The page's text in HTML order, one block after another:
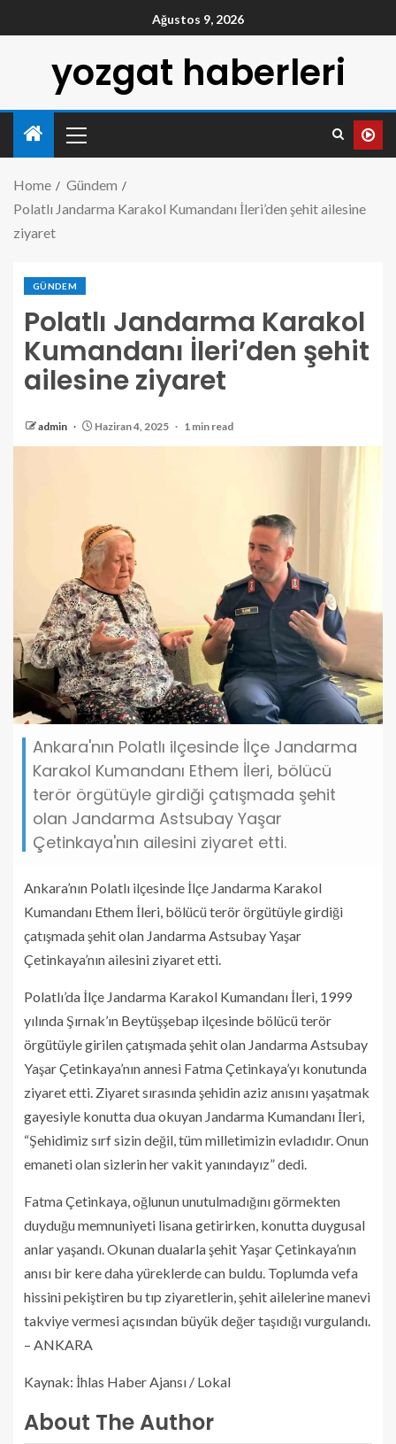
Ağustos 9, 2026
yozgat haberleri
Home
Gündem
Polatlı Jandarma Karakol Kumandanı İleri’den şehit ailesine
ziyaret
GÜNDEM
Polatlı Jandarma Karakol
Kumandanı İleri’den şehit
ailesine ziyaret
admin Haziran 4, 2025 1 min read
Ankara'nın Polatlı ilçesinde İlçe Jandarma
Karakol Kumandanı Ethem İleri, bölücü
terör örgütüyle girdiği çatışmada şehit
olan Jandarma Astsubay Yaşar
Çetinkaya'nın ailesini ziyaret etti.
Ankara’nın Polatlı ilçesinde İlçe Jandarma Karakol
Kumandanı Ethem İleri, bölücü terör örgütüyle girdiği
çatışmada şehit olan Jandarma Astsubay Yaşar
Çetinkaya’nın ailesini ziyaret etti.
Polatlı’da İlçe Jandarma Karakol Kumandanı İleri, 1999
yılında Şırnak’ın Beytüşşebap ilçesinde bölücü terör
örgütüyle girilen çatışmada şehit olan Jandarma Astsubay
Yaşar Çetinkaya’nın annesi Fatma Çetinkaya’yı konutunda
ziyaret etti. Ziyaret sırasında şehidin aziz anısını yaşatmak
gayesiyle konutta dua okuyan Jandarma Kumandanı İleri,
“Şehidimiz sırf sizin değil, tüm milletimizin evladıdır. Onun
emaneti olan sizlerin her vakit yanındayız” dedi.
Fatma Çetinkaya, oğlunun unutulmadığını görmekten
duyduğu memnuniyeti lisana getirirken, konutta duygusal
anlar yaşandı. Okunan dualarla şehit Yaşar Çetinkaya’nın
anısı bir kere daha yüreklerde can buldu. Toplumda vefa
hissini pekiştiren bu tıp ziyaretlerin, şehit ailelerine manevi
takviye vermesi açısından büyük değer taşıdığı vurgulandı.
– ANKARA
Kaynak: İhlas Haber Ajansı / Lokal
About The Author